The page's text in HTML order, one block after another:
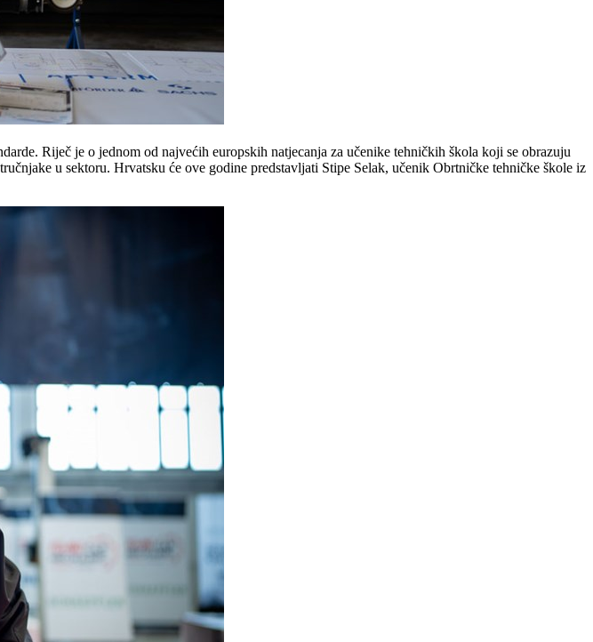
Riječ je o jednom od najvećih europskih natjecanja za učenike tehničkih škola koji se obrazuju
u sektoru. Hrvatsku će ove godine predstavljati Stipe Selak, učenik Obrtničke tehničke škole iz